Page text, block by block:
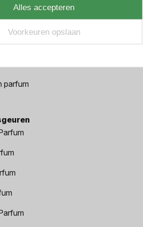
parfum
Alles accepteren
Voorkeuren opslaan